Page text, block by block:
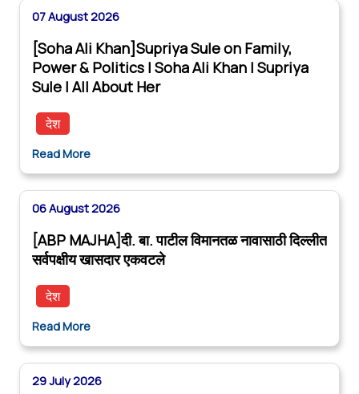
07 August 2026
[Soha Ali Khan]Supriya Sule on Family,
Power & Politics | Soha Ali Khan | Supriya
Sule | All About Her
देश
Read More
06 August 2026
[ABP MAJHA]दी. बा. पाटील विमानतळ नावासाठी दिल्लीत
सर्वपक्षीय खासदार एकवटले
देश
Read More
29 July 2026